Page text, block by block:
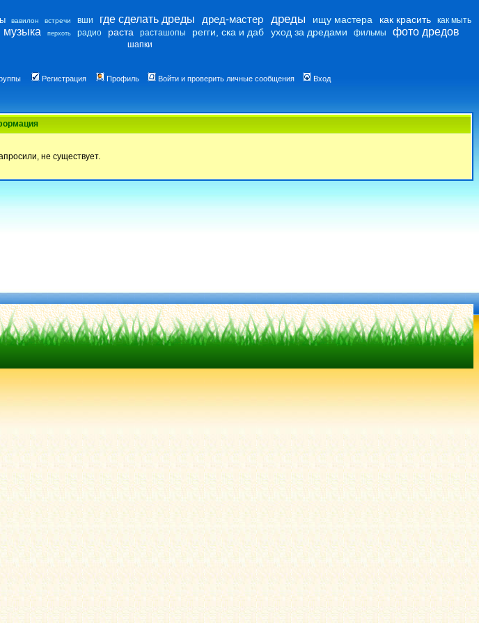
вавилон встречи вши где сделать дреды дред-мастер дреды ищу мастера как красить как мыть
музыка перхоть радио раста расташопы регги, ска и даб уход за дредами фильмы фото дредов
шапки
Регистрация Профиль Войти и проверить личные сообщения Вход
не существует.